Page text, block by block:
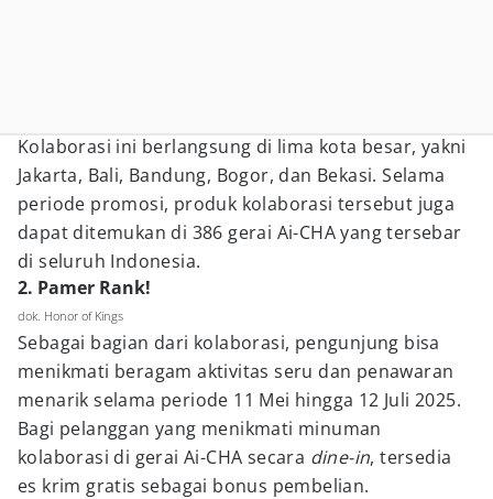
Kolaborasi ini berlangsung di lima kota besar, yakni
Jakarta, Bali, Bandung, Bogor, dan Bekasi. Selama
periode promosi, produk kolaborasi tersebut juga
dapat ditemukan di 386 gerai Ai-CHA yang tersebar
di seluruh Indonesia.
2. Pamer Rank!
dok. Honor of Kings
Sebagai bagian dari kolaborasi, pengunjung bisa
menikmati beragam aktivitas seru dan penawaran
menarik selama periode 11 Mei hingga 12 Juli 2025.
Bagi pelanggan yang menikmati minuman
kolaborasi di gerai Ai-CHA secara dine-in, tersedia
es krim gratis sebagai bonus pembelian.